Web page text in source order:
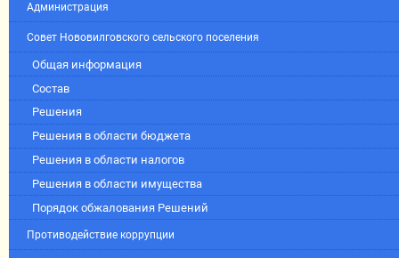
Администрация
Совет Нововилговского сельского поселения
Общая информация
Состав
Решения
Решения в области бюджета
Решения в области налогов
Решения в области имущества
Порядок обжалования Решений
Противодействие коррупции